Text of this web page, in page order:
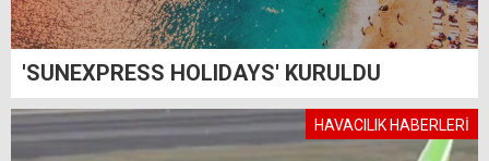
'SUNEXPRESS HOLIDAYS' KURULDU
HAVACILIK HABERLERİ